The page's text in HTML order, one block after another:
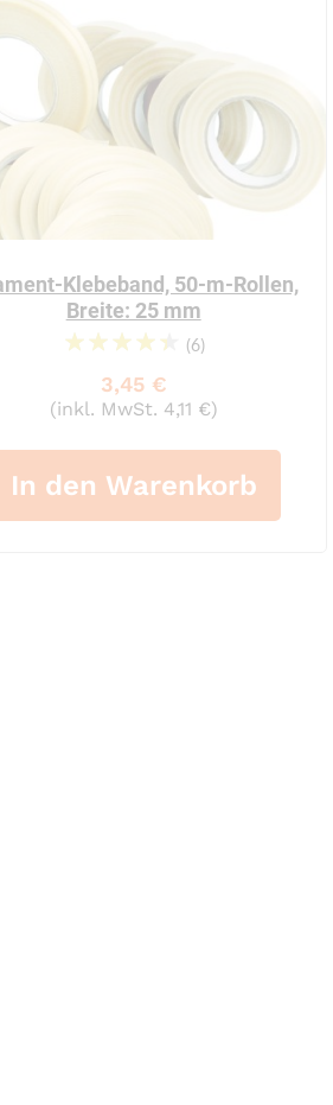
Klebeband, 50-m-Rollen,
Breite: 25 mm
92%
(6)
3,45 €
(inkl. MwSt. 4,11 €)
In den Warenkorb